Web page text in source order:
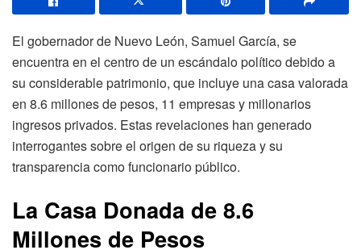
El gobernador de Nuevo León, Samuel García, se
encuentra en el centro de un escándalo político debido a
su considerable patrimonio, que incluye una casa valorada
en 8.6 millones de pesos, 11 empresas y millonarios
ingresos privados. Estas revelaciones han generado
interrogantes sobre el origen de su riqueza y su
transparencia como funcionario público.
La Casa Donada de 8.6
Millones de Pesos